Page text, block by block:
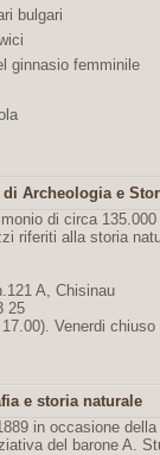
bulgari
ginnasio femminile
Archeologia e
di circa
riferiti alla storia
A, Chisinau
25
Venerdi chiuso
e storia naturale
in occasione
del barone A.